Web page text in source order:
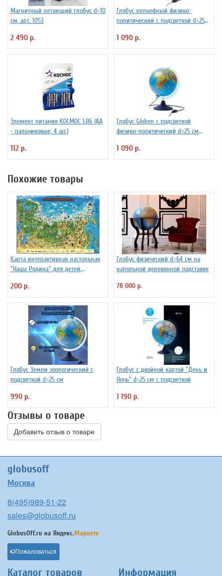
Магнитный летающий глобус d=10
см, арт. 1053
2 490 р.
Глобус рельефный физико-
политический с подсветкой d=25
1 090 р.
Элемент питания КОСМОС LR6 (АА
- пальчиковые, 4 шт.)
112 р.
Глобус Globen с подсветкой
физико-политический d=25 см
1 090 р.
Похожие товары
Карта интерактивная настольная
"Наша Родина" для детей,
200 р.
Глобус физический d=64 см на
напольной деревянной подставке
78 000 р.
Глобус Земли зоологический с
подсветкой d=25 см
990 р.
Глобус с двойной картой "День и
Ночь" d=25 см с подсветкой
1 190 р.
Отзывы о товаре
Добавить отзыв о товаре
globusoff
Москва
8(495)989-51-22
sales@globusoff.ru
GlobusOff.ru на Яндекс.Маркете
Пожаловаться
Каталог товаров Информация